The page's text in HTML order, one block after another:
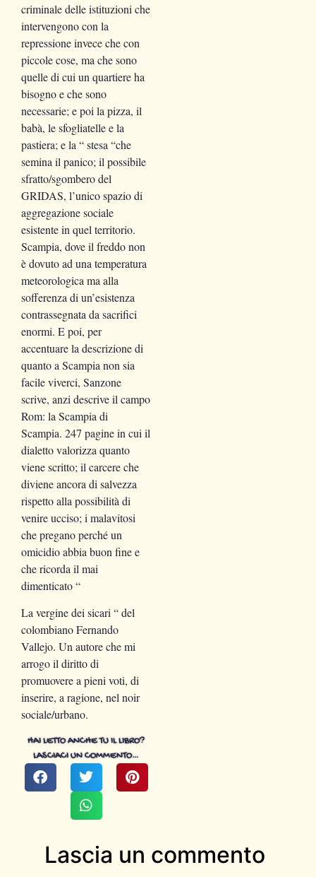
HAI LETTO ANCHE TU IL LIBRO?
LASCIACI UN COMMENTO…
criminale delle istituzioni che
intervengono con la
repressione invece che con
piccole cose, ma che sono
quelle di cui un quartiere ha
bisogno e che sono
necessarie; e poi la pizza, il
babà, le sfogliatelle e la
pastiera; e la “ stesa “che
semina il panico; il possibile
sfratto/sgombero del
GRIDAS, l’unico spazio di
aggregazione sociale
esistente in quel territorio.
Scampia, dove il freddo non
è dovuto ad una temperatura
meteorologica ma alla
sofferenza di un’esistenza
contrassegnata da sacrifici
enormi. E poi, per
accentuare la descrizione di
quanto a Scampia non sia
facile viverci, Sanzone
scrive, anzi descrive il campo
Rom: la Scampia di
Scampia. 247 pagine in cui il
dialetto valorizza quanto
viene scritto; il carcere che
diviene ancora di salvezza
rispetto alla possibilità di
venire ucciso; i malavitosi
che pregano perché un
omicidio abbia buon fine e
che ricorda il mai
dimenticato “
La vergine dei sicari “ del
colombiano Fernando
Vallejo. Un autore che mi
arrogo il diritto di
promuovere a pieni voti, di
inserire, a ragione, nel noir
sociale/urbano.
Lascia un commento